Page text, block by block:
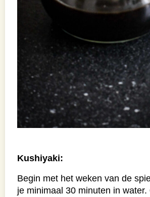
Kushiyaki:
Begin met het weken van de
je minimaal 30 minuten in water.